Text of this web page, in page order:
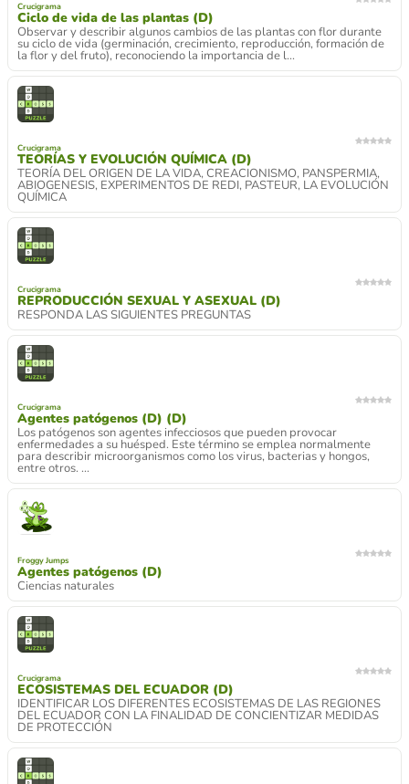
Crucigrama
Ciclo de vida de las plantas (D)
Observar y describir algunos cambios de las plantas con flor durante
su ciclo de vida (germinación, crecimiento, reproducción, formación de
la flor y del fruto), reconociendo la importancia de l...
Crucigrama
TEORÍAS Y EVOLUCIÓN QUÍMICA (D)
TEORÍA DEL ORIGEN DE LA VIDA, CREACIONISMO, PANSPERMIA,
ABIOGENESIS, EXPERIMENTOS DE REDI, PASTEUR, LA EVOLUCIÓN
QUÍMICA
Crucigrama
REPRODUCCIÓN SEXUAL Y ASEXUAL (D)
RESPONDA LAS SIGUIENTES PREGUNTAS
Crucigrama
Agentes patógenos (D) (D)
Los patógenos son agentes infecciosos que pueden provocar
enfermedades a su huésped. Este término se emplea normalmente
para describir microorganismos como los virus, bacterias y hongos,
entre otros. ...
Froggy Jumps
Agentes patógenos (D)
Ciencias naturales
Crucigrama
ECOSISTEMAS DEL ECUADOR (D)
IDENTIFICAR LOS DIFERENTES ECOSISTEMAS DE LAS REGIONES
DEL ECUADOR CON LA FINALIDAD DE CONCIENTIZAR MEDIDAS
DE PROTECCIÓN